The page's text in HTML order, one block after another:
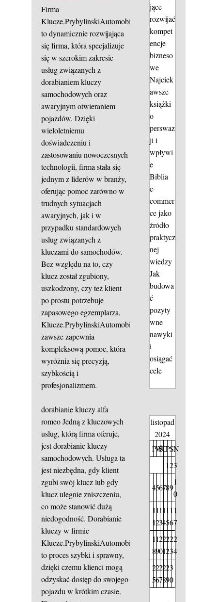
Firma
Klucze.PrybylinskiAutomobile
to dynamicznie rozwijająca
się firma, która specjalizuje
się w szerokim zakresie
usług związanych z
dorabianiem kluczy
samochodowych oraz
awaryjnym otwieraniem
pojazdów. Dzięki
wieloletniemu
doświadczeniu i
zastosowaniu nowoczesnych
technologii, firma stała się
jednym z liderów w branży,
oferując pomoc zarówno w
trudnych sytuacjach
awaryjnych, jak i w
przypadku standardowych
usług związanych z
kluczami do samochodów.
Bez względu na to, czy
klucz został zgubiony,
uszkodzony, czy też klient
po prostu potrzebuje
zapasowego egzemplarza,
Klucze.PrybylinskiAutomobile
zawsze zapewnia
kompleksową pomoc, która
wyróżnia się precyzją,
szybkością i
profesjonalizmem.
dorabianie kluczy alfa
romeoJedną z kluczowych
usług, którą firma oferuje,
jest dorabianie kluczy
samochodowych. Usługa ta
jest niezbędna, gdy klient
zgubi swój klucz lub gdy
klucz ulegnie zniszczeniu,
co może stanowić dużą
niedogodność. Dorabianie
kluczy w firmie
Klucze.PrybylinskiAutomobile
to proces szybki i sprawny,
dzięki czemu klienci mogą
odzyskać dostęp do swojego
pojazdu w krótkim czasie.
jące
rozwijać
kompet
encje
bizneso
we
Najciek
awsze
książki
o
perswaz
ji i
wpływi
e
Biblia
e-
commer
ce jako
źródło
praktycz
nej
wiedzy
Jak
budowa
ć
pozyty
wne
nawyki
i
osiągać
cele
listopad
2024
PW
ŚCPSN
123
456789
1
0
1
1
1
2
1
3
1
4
1
5
1
6
1
7
1
8
1
9
2
0
2
1
2
2
2
3
2
4
2
5
2
6
2
7
2
8
2
9
3
0